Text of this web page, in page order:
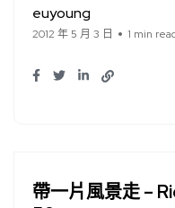
euyoung
2012 年 5 月 3 日 1 min
帶一片風景走 –